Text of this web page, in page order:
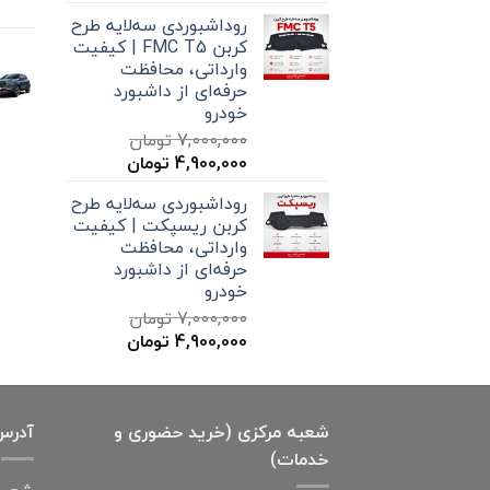
7,000,000 تومان
بود. است.
روداشبوردی سه‌لایه طرح
کربن FMC T5 | کیفیت
وارداتی، محافظت
حرفه‌ای از داشبورد
خودرو
7,000,000تومان
قیمت
7,000,000 تومان
بود.
4,900,000 تومان
است.
روداشبوردی سه‌لایه طرح
کربن ریسپکت | کیفیت
وارداتی، محافظت
حرفه‌ای از داشبورد
خودرو
7,000,000تومان
قیمت
7,000,000 تومان
4,900,000 تومان
4,900,000 تومان
شعبه مرکزی (خرید حضوری و
خدمات)